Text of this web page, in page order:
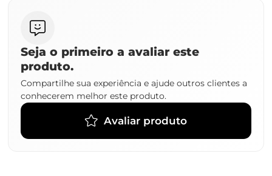
Seja o primeiro a avaliar este
produto.
Compartilhe sua experiência e ajude outros clientes a
conhecerem melhor este produto.
Avaliar produto